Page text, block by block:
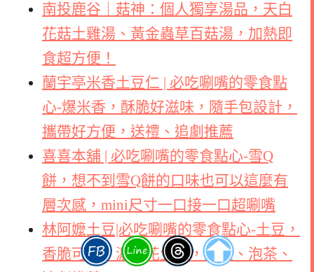
南投鹿谷｜菇神：個人獨享湯品，天白
花菇土雞湯、黃金蟲草百菇湯，加熱即
食超方便！
蘭宇亭米香土豆仁 | 必吃唰嘴的零食點
心-爆米香，酥脆好滋味，隨手包設計，
攜帶好方便，送禮、追劇推薦
喜喜本舖 | 必吃唰嘴的零食點心-雪Q
餅，想不到雪Q餅的口味也可以這麼有
層次感，mini尺寸一口接一口超唰嘴
林阿嬤土豆|必吃唰嘴的零食點心-土豆，
香脆可口，濃郁花生香，送禮、泡茶、